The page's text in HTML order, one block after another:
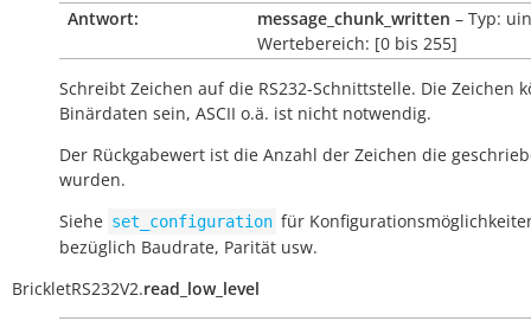
Antwort:
message_chunk_written – Typ:
Wertebereich: [0 bis 255]
Schreibt Zeichen auf die RS232-Schnittstelle. Die Zeichen
Binärdaten sein, ASCII o.ä. ist nicht notwendig.
Der Rückgabewert ist die Anzahl der Zeichen die
wurden.
Siehe set_configuration für
bezüglich Baudrate, Parität usw.
BrickletRS232V2.read_low_level